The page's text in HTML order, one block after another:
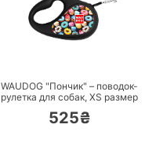
WAUDOG "Пончик" – поводок-
рулетка для собак, XS размер
525₴